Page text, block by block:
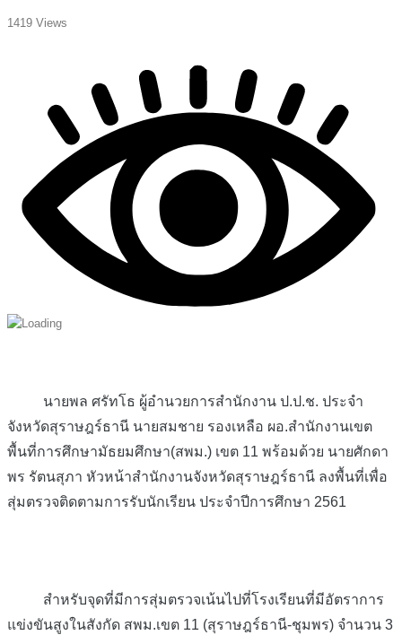
1419 Views
นายพล ศรัทโธ ผู้อำนวยการสำนักงาน ป.ป.ช. ประจำ
จังหวัดสุราษฎร์ธานี นายสมชาย รองเหลือ ผอ.สำนักงานเขต
พื้นที่การศึกษามัธยมศึกษา(สพม.) เขต 11 พร้อมด้วย นายศักดา
พร รัตนสุภา หัวหน้าสำนักงานจังหวัดสุราษฎร์ธานี ลงพื้นที่เพื่อ
สุ่มตรวจติดตามการรับนักเรียน ประจำปีการศึกษา 2561
สำหรับจุดที่มีการสุ่มตรวจเน้นไปที่โรงเรียนที่มีอัตราการ
แข่งขันสูงในสังกัด สพม.เขต 11 (สุราษฎร์ธานี-ชุมพร) จำนวน 3